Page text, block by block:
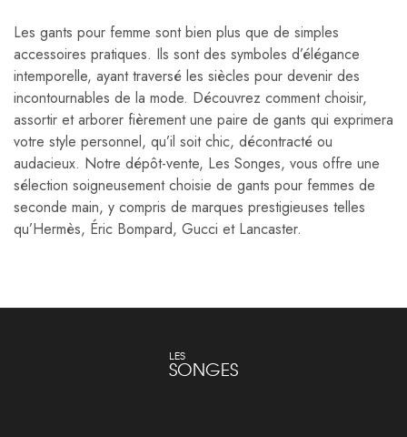
Les gants pour femme sont bien plus que de simples
accessoires pratiques. Ils sont des symboles d’élégance
intemporelle, ayant traversé les siècles pour devenir des
incontournables de la mode. Découvrez comment choisir,
assortir et arborer fièrement une paire de gants qui exprimera
votre style personnel, qu’il soit chic, décontracté ou
audacieux. Notre dépôt-vente, Les Songes, vous offre une
sélection soigneusement choisie de gants pour femmes de
seconde main, y compris de marques prestigieuses telles
qu’Hermès, Éric Bompard, Gucci et Lancaster.
SONGES
LES